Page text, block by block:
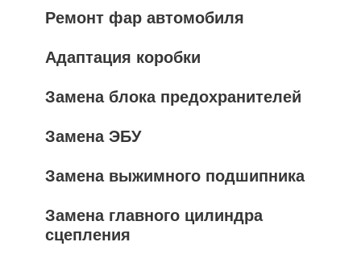
Ремонт фар автомобиля
Адаптация коробки
Замена блока предохранителей
Замена ЭБУ
Замена выжимного подшипника
Замена главного цилиндра
сцепления